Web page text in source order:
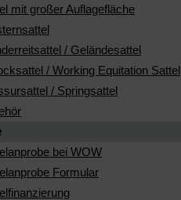
mit großer Auflagefläche
/ Geländesattel
/ Working Equitation Sattel
/ Springsattel
bei WOW
Formular